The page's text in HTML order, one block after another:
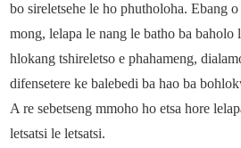
bo sireletsehe le ho phutholoha. Ebang
mong, lelapa le nang le batho ba baholo
hlokang tshireletso e phahameng,
difensetere ke balebedi ba hao ba
A re sebetseng mmoho ho etsa hore
letsatsi le letsatsi.